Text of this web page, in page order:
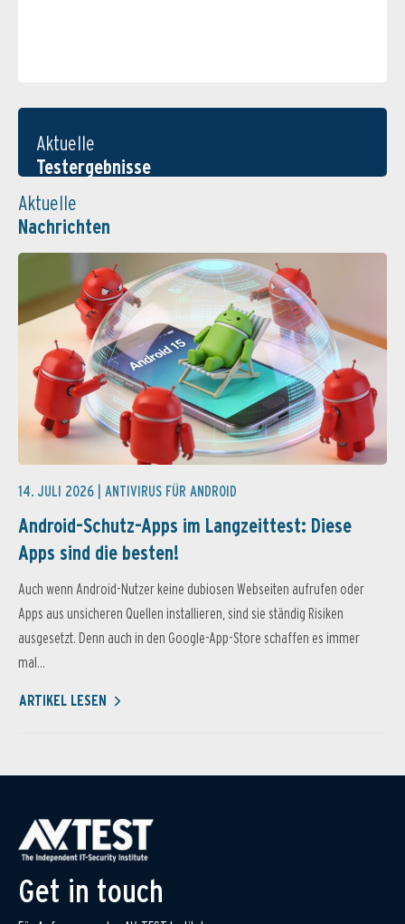
Aktuelle
Testergebnisse
Aktuelle
Nachrichten
14. JULI 2026 | ANTIVIRUS FÜR ANDROID
Android-Schutz-Apps im Langzeittest: Diese
Apps sind die besten!
Auch wenn Android-Nutzer keine dubiosen Webseiten aufrufen oder
Apps aus unsicheren Quellen installieren, sind sie ständig Risiken
ausgesetzt. Denn auch in den Google-App-Store schaffen es immer
mal...
ARTIKEL LESEN
Get in touch